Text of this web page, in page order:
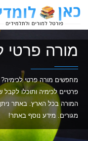
מורה פרטי
מחפשים מורה פרטי
פרטיים לכימיה ותוכלו
המורה בכל הארץ. באתר ניתן
מגורים. מידע נוסף באתר!